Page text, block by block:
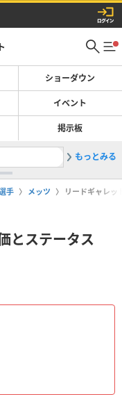
ショーダウン
イベント
掲示板
2マイク
もっとみる
手 メッツ リードギャレッ
とステータス